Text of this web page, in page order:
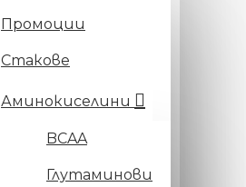
Промоции
Стакове
Аминокиселини
BCAA
Глутаминови